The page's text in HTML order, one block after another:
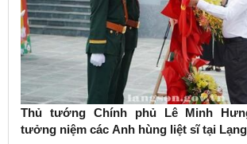
Thủ tướng Chính phủ Lê Minh
tưởng niệm các Anh hùng liệt sĩ tại